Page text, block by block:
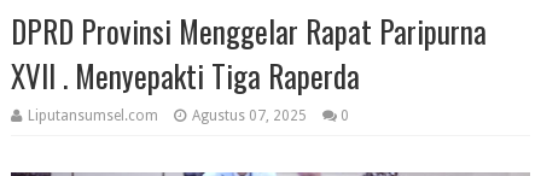
DPRD Provinsi Menggelar Rapat Paripurna
XVII . Menyepakti Tiga Raperda
Liputansumsel.com Agustus 07, 2025 0